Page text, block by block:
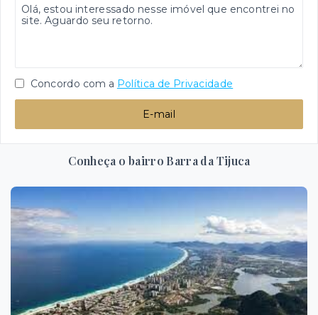
Concordo com a Política de Privacidade
E-mail
Conheça o bairro Barra da Tijuca